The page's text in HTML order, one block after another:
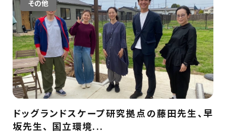
その他
ドッグランドスケープ研究拠点の藤田先生、早
坂先生、 国立環境...